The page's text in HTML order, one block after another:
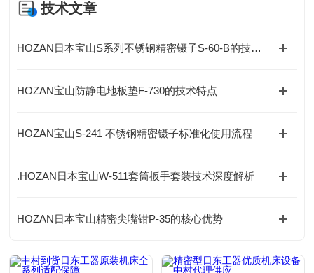
技术文章
HOZAN日本宝山S系列不锈钢精密镊子S-60-B的技术解析
HOZAN宝山防静电地板垫F-730的技术特点
HOZAN宝山S-241 不锈钢精密镊子标准化使用流程
.HOZAN日本宝山W-511套筒扳手套装技术深度解析
HOZAN日本宝山精密尖嘴钳P-35的核心优势